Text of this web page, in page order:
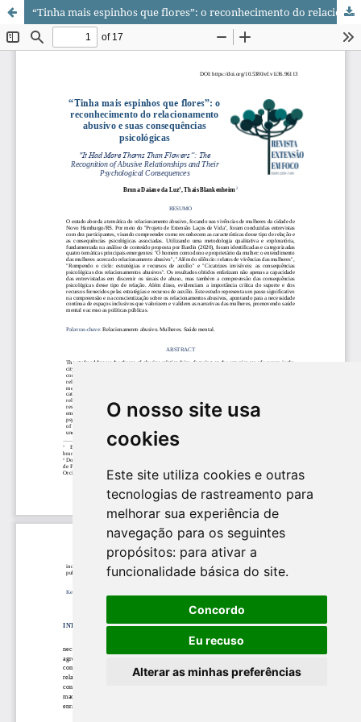
O nosso site usa
cookies
Este site utiliza cookies e outras
tecnologias de rastreamento para
melhorar sua experiência de
navegação para os seguintes
propósitos: para ativar a
funcionalidade básica do site.
Concordo
Eu recuso
Alterar as minhas preferências
“Tinha mais espinhos que flores”: o reconhecimento do relacionamento abusivo e suas consequências psicológicas